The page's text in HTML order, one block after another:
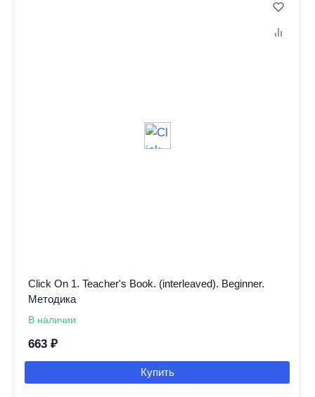
Click On 1. Teacher's Book. (interleaved). Beginner.
Методика
В наличии
663 ₽
Купить